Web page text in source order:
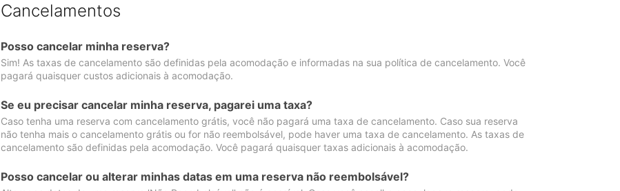
Cancelamentos
Posso cancelar minha reserva?
Sim! As taxas de cancelamento são definidas pela acomodação e informadas na sua política de cancelamento. Você
pagará quaisquer custos adicionais à acomodação.
Se eu precisar cancelar minha reserva, pagarei uma taxa?
Caso tenha uma reserva com cancelamento grátis, você não pagará uma taxa de cancelamento. Caso sua reserva
não tenha mais o cancelamento grátis ou for não reembolsável, pode haver uma taxa de cancelamento. As taxas de
cancelamento são definidas pela acomodação. Você pagará quaisquer taxas adicionais à acomodação.
Posso cancelar ou alterar minhas datas em uma reserva não reembolsável?